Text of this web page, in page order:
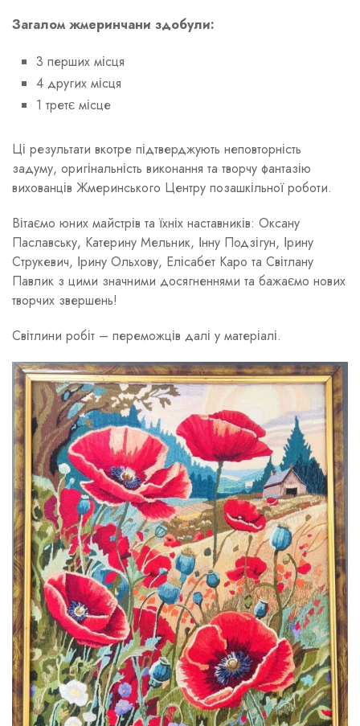
Загалом жмеринчани здобули:
3 перших місця
4 других місця
1 третє місце
Ці результати вкотре підтверджують неповторність
задуму, оригінальність виконання та творчу фантазію
вихованців Жмеринського Центру позашкільної роботи.
Вітаємо юних майстрів та їхніх наставників: Оксану
Паславську, Катерину Мельник, Інну Подзігун, Ірину
Струкевич, Ірину Ольхову, Елісабет Каро та Світлану
Павлик з цими значними досягненнями та бажаємо нових
творчих звершень!
Світлини робіт – переможців далі у матеріалі.